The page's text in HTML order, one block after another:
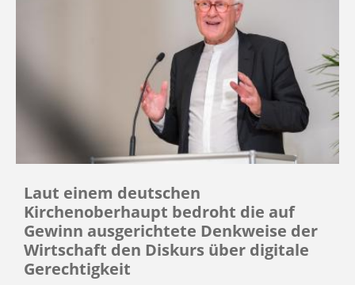
Laut einem deutschen
Kirchenoberhaupt bedroht die auf
Gewinn ausgerichtete Denkweise der
Wirtschaft den Diskurs über digitale
Gerechtigkeit